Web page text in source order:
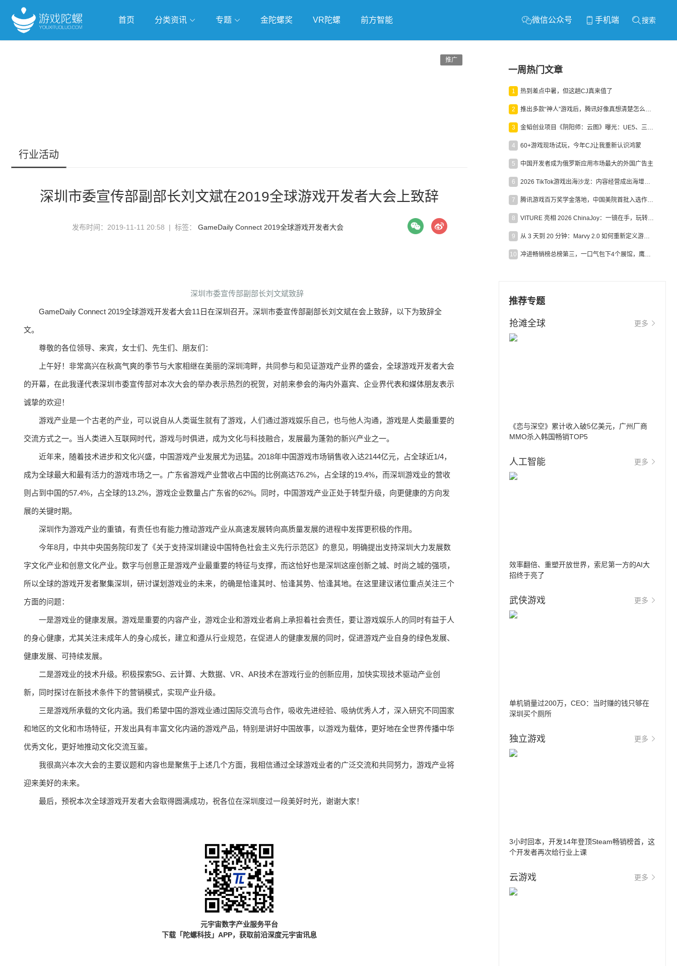
首页 分类资讯 专题 金陀螺奖 VR陀螺 前方智能 微信公众号 手机端 搜索
推广
行业活动
深圳市委宣传部副部长刘文斌在2019全球游戏开发者大会上致辞
发布时间：2019-11-11 20:58 | 标签： GameDaily Connect 2019全球游戏开发者大会
深圳市委宣传部副部长刘文斌致辞
GameDaily Connect 2019全球游戏开发者大会11日在深圳召开。深圳市委宣传部副部长刘文斌在会上致辞，以下为致辞全
文。
尊敬的各位领导、来宾，女士们、先生们、朋友们：
上午好！非常高兴在秋高气爽的季节与大家相继在美丽的深圳湾畔，共同参与和见证游戏产业界的盛会，全球游戏开发者大会
的开幕，在此我谨代表深圳市委宣传部对本次大会的举办表示热烈的祝贺，对前来参会的海内外嘉宾、企业界代表和媒体朋友表示
诚挚的欢迎！
游戏产业是一个古老的产业，可以说自从人类诞生就有了游戏，人们通过游戏娱乐自己，也与他人沟通，游戏是人类最重要的
交流方式之一。当人类进入互联网时代，游戏与时俱进，成为文化与科技融合，发展最为蓬勃的新兴产业之一。
近年来，随着技术进步和文化兴盛，中国游戏产业发展尤为迅猛。2018年中国游戏市场销售收入达2144亿元，占全球近1/4，
成为全球最大和最有活力的游戏市场之一。广东省游戏产业营收占中国的比例高达76.2%，占全球的19.4%，而深圳游戏业的营收
则占到中国的57.4%，占全球的13.2%，游戏企业数量占广东省的62%。同时，中国游戏产业正处于转型升级，向更健康的方向发
展的关键时期。
深圳作为游戏产业的重镇，有责任也有能力推动游戏产业从高速发展转向高质量发展的进程中发挥更积极的作用。
今年8月，中共中央国务院印发了《关于支持深圳建设中国特色社会主义先行示范区》的意见，明确提出支持深圳大力发展数
字文化产业和创意文化产业。数字与创意正是游戏产业最重要的特征与支撑，而这恰好也是深圳这座创新之城、时尚之城的强项，
所以全球的游戏开发者聚集深圳，研讨谋划游戏业的未来，的确是恰逢其时、恰逢其势、恰逢其地。在这里建议诸位重点关注三个
方面的问题：
一是游戏业的健康发展。游戏是重要的内容产业，游戏企业和游戏业者肩上承担着社会责任，要让游戏娱乐人的同时有益于人
的身心健康，尤其关注未成年人的身心成长，建立和遵从行业规范，在促进人的健康发展的同时，促进游戏产业自身的绿色发展、
健康发展、可持续发展。
二是游戏业的技术升级。积极探索5G、云计算、大数据、VR、AR技术在游戏行业的创新应用，加快实现技术驱动产业创
新，同时探讨在新技术条件下的营销模式，实现产业升级。
三是游戏所承载的文化内涵。我们希望中国的游戏业通过国际交流与合作，吸收先进经验、吸纳优秀人才，深入研究不同国家
和地区的文化和市场特征，开发出具有丰富文化内涵的游戏产品，特别是讲好中国故事，以游戏为载体，更好地在全世界传播中华
优秀文化，更好地推动文化交流互鉴。
我很高兴本次大会的主要议题和内容也是聚焦于上述几个方面，我相信通过全球游戏业者的广泛交流和共同努力，游戏产业将
迎来美好的未来。
最后，预祝本次全球游戏开发者大会取得圆满成功，祝各位在深圳度过一段美好时光，谢谢大家！
元宇宙数字产业服务平台
下载「陀螺科技」APP，获取前沿深度元宇宙讯息
一周热门文章
1 热到差点中暑，但这趟CJ真来值了
2 推出多款“神人”游戏后，腾讯好像真想清楚怎么做二次元了
3 金韬创业项目《阴阳师：云图》曝光：UE5、三端互通、ARPG
4 60+游戏现场试玩，今年CJ让我重新认识鸿蒙
5 中国开发者成为俄罗斯应用市场最大的外国广告主
6 2026 TikTok游戏出海沙龙：内容经营成出海增长新引擎
7 腾讯游戏百万奖学金落地，中国美院首批入选作品获业内关注
8 VITURE 亮相 2026 ChinaJoy：一镜在手，玩转全场！
9 从 3 天到 20 分钟：Marvy 2.0 如何重新定义游戏出海营销效率？
10 冲进畅销榜总榜第三，一口气包下4个展馆，鹰角把嘉年华做爆了
推荐专题
抢滩全球 更多
《恋与深空》累计收入破5亿美元，广州厂商
MMO杀入韩国畅销TOP5
人工智能 更多
效率翻倍、重塑开放世界，索尼第一方的AI大
招终于亮了
武侠游戏 更多
单机销量过200万，CEO：当时赚的钱只够在
深圳买个厕所
独立游戏 更多
3小时回本，开发14年登顶Steam畅销榜首，这
个开发者再次给行业上课
云游戏 更多